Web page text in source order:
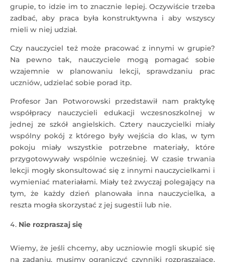
grupie, to idzie im to znacznie lepiej. Oczywiście trzeba
zadbać, aby praca była konstruktywna i aby wszyscy
mieli w niej udział.
Czy nauczyciel też może pracować z innymi w grupie?
Na pewno tak, nauczyciele mogą pomagać sobie
wzajemnie w planowaniu lekcji, sprawdzaniu prac
uczniów, udzielać sobie porad itp.
Profesor Jan Potworowski przedstawił nam praktykę
współpracy nauczycieli edukacji wczesnoszkolnej w
jednej ze szkół angielskich. Cztery nauczycielki miały
wspólny pokój z którego były wejścia do klas, w tym
pokoju miały wszystkie potrzebne materiały, które
przygotowywały wspólnie wcześniej. W czasie trwania
lekcji mogły skonsultować się z innymi nauczycielkami i
wymieniać materiałami. Miały też zwyczaj polegający na
tym, że każdy dzień planowała inna nauczycielka, a
reszta mogła skorzystać z jej sugestii lub nie.
Nie rozpraszaj się
Wiemy, że jeśli chcemy, aby uczniowie mogli skupić się
na zadaniu, musimy ograniczyć czynniki rozpraszające.